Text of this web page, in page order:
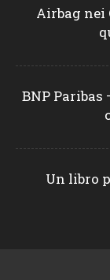
Airbag nei
BNP Paribas
Un libro